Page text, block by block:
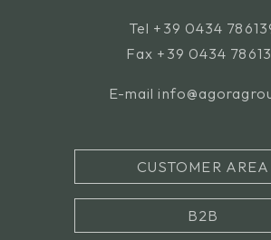
Tel +39 0434
Fax +39 0434
E-mail
CUSTOMER AREA
B2B